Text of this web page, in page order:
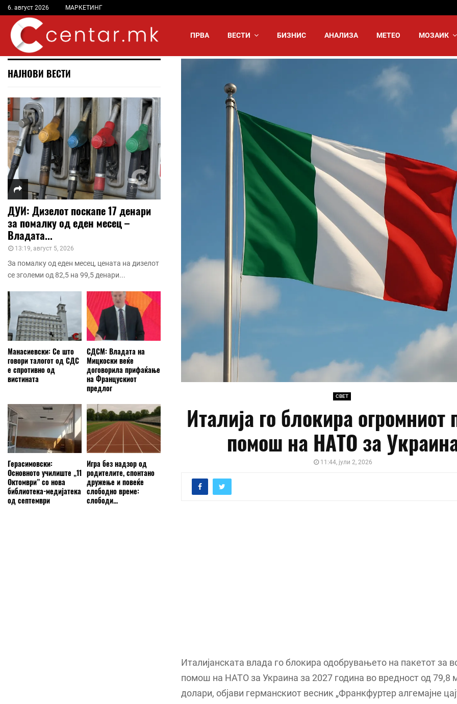
6. август 2026 МАРКЕТИНГ
ПРВА ВЕСТИ БИЗНИС АНАЛИЗА МЕТЕО МОЗАИК
СВЕТ
Италија го блокира огромниот
помош на НАТО за
11:44, јули 2, 2026
Италијанската влада го блокира одобрувањето на пакетот за
помош на НАТО за Украина за 2027 година во вредност од 79,8
долари, објави германскиот весник „Франкфуртер алгемајне
НАЈНОВИ ВЕСТИ
ДУИ: Дизелот поскапе 17 денари
за помалку од еден месец –
Владата...
13:19, август 5, 2026
За помалку од еден месец, цената на дизелот
се зголеми од 82,5 на 99,5 денари...
Манасиевски: Се што
говори талогот од СДС
е спротивно од
вистината
СДСМ: Владата на
Мицкоски веќе
договорила прифаќање
на Францускиот
предлог
Герасимовски:
Основното училиште „11
Октомври” со нова
библиотека-медијатека
од септември
Игра без надзор од
родителите, спонтано
дружење и повеќе
слободно време:
слободи...